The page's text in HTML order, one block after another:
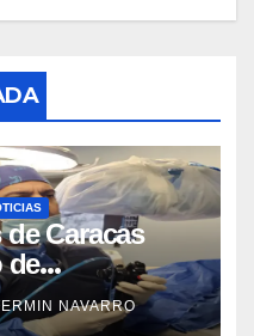
Caracas
de
para
NAVARRO